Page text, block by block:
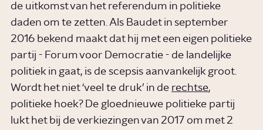
de uitkomst van het referendum in politieke
daden om te zetten. Als Baudet in september
2016 bekend maakt dat hij met een eigen politieke
partij - Forum voor Democratie - de landelijke
politiek in gaat, is de scepsis aanvankelijk groot.
Wordt het niet ‘veel te druk’ in de rechtse,
politieke hoek? De gloednieuwe politieke partij
lukt het bij de verkiezingen van 2017 om met 2